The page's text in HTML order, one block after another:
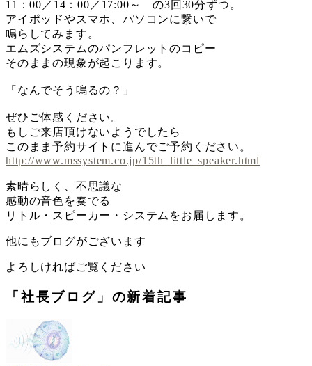
11：00／14：00／17:00～ の3回30分ずつ。
アイポッドやスマホ、パソコンに繋いで
鳴らしてみます。
エムズシステムのパンフレットのコピー
そのままの現象が起こります。
「なんでそう鳴るの？」
ぜひご体感ください。
もしご来店頂けないようでしたら
このまま予約サイトに進んでご予約ください。
http://www.mssystem.co.jp/15th_little_speaker.html
素晴らしく、不思議な
感動の音色を奏でる
リトル・スピーカー・システムをお届します。
他にもブログがございます
よろしければご覧ください
「社長ブログ」の新着記事